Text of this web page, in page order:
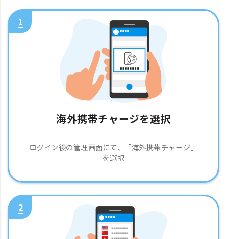
1
海外携帯チャージを選択
ログイン後の管理画面にて、「海外携帯チャージ」
を選択
2